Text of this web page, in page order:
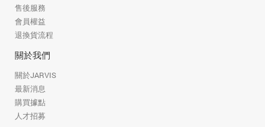
售後服務
會員權益
退換貨流程
關於我們
關於JARVIS
最新消息
購買據點
人才招募